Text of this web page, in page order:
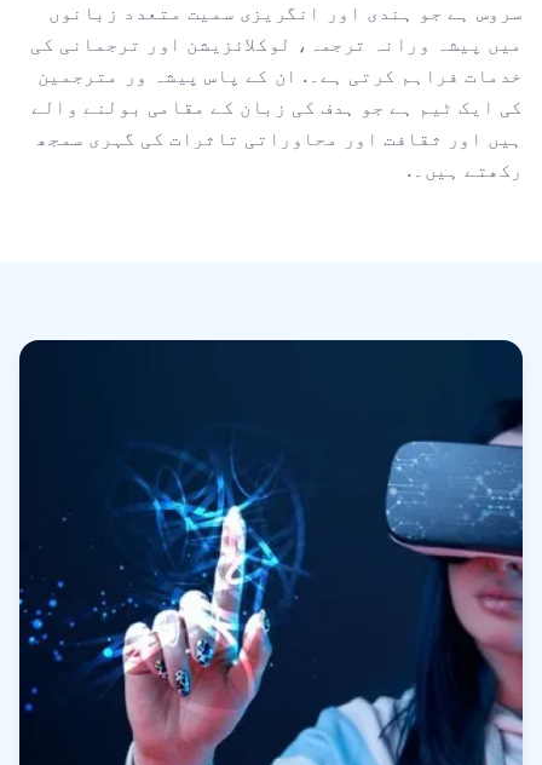
سروس ہے جو ہندی اور انگریزی سمیت متعدد زبانوں
میں پیشہ ورانہ ترجمہ، لوکلائزیشن اور ترجمانی کی
خدمات فراہم کرتی ہے۔. ان کے پاس پیشہ ور مترجمین
کی ایک ٹیم ہے جو ہدف کی زبان کے مقامی بولنے والے
ہیں اور ثقافت اور محاوراتی تاثرات کی گہری سمجھ
رکھتے ہیں۔.